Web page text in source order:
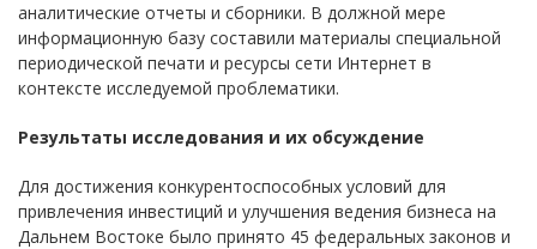
аналитические отчеты и сборники. В должной мере
информационную базу составили материалы специальной
периодической печати и ресурсы сети Интернет в
контексте исследуемой проблематики.
Результаты исследования и их обсуждение
Для достижения конкурентоспособных условий для
привлечения инвестиций и улучшения ведения бизнеса на
Дальнем Востоке было принято 45 федеральных законов и